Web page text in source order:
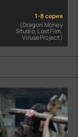
1-8 серия
(Dragon Money
Studio, LostFilm,
ViruseProject)